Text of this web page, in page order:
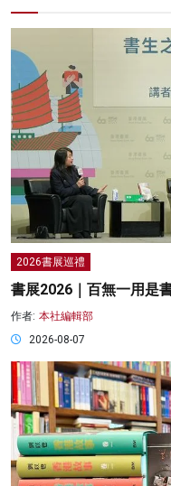
2026書展巡禮
書展2026｜百無一用是
作者: 本社編輯部
2026-08-07